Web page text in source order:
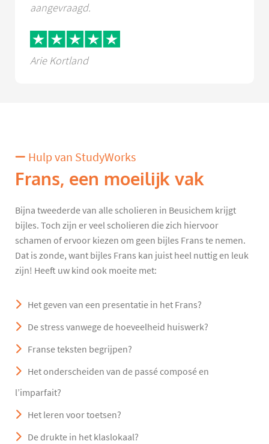
aangevraagd.
Arie Kortland
Hulp van StudyWorks
Frans, een moeilijk vak
Bijna tweederde van alle scholieren in Beusichem krijgt
bijles. Toch zijn er veel scholieren die zich hiervoor
schamen of ervoor kiezen om geen bijles Frans te nemen.
Dat is zonde, want bijles Frans kan juist heel nuttig en leuk
zijn! Heeft uw kind ook moeite met:
Het geven van een presentatie in het Frans?
De stress vanwege de hoeveelheid huiswerk?
Franse teksten begrijpen?
Het onderscheiden van de passé composé en
l’imparfait?
Het leren voor toetsen?
De drukte in het klaslokaal?